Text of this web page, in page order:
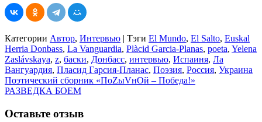
Категории Автор, Интервью | Тэги El Mundo, El Salto, Euskal
Herria Donbass, La Vanguardia, Plàcid Garcia-Planas, poeta, Yelena
Zaslávskaya, z, баски, Донбасс, интервью, Испаиня, Ла
Вангуардия, Пласид Гарсия-Планас, Поэзия, Россия, Украина
Навигация
по
записям
Поэтический сборник «ПоZыVнОй – Победа!»
РАЗВЕДКА БОЕМ
Оставьте отзыв